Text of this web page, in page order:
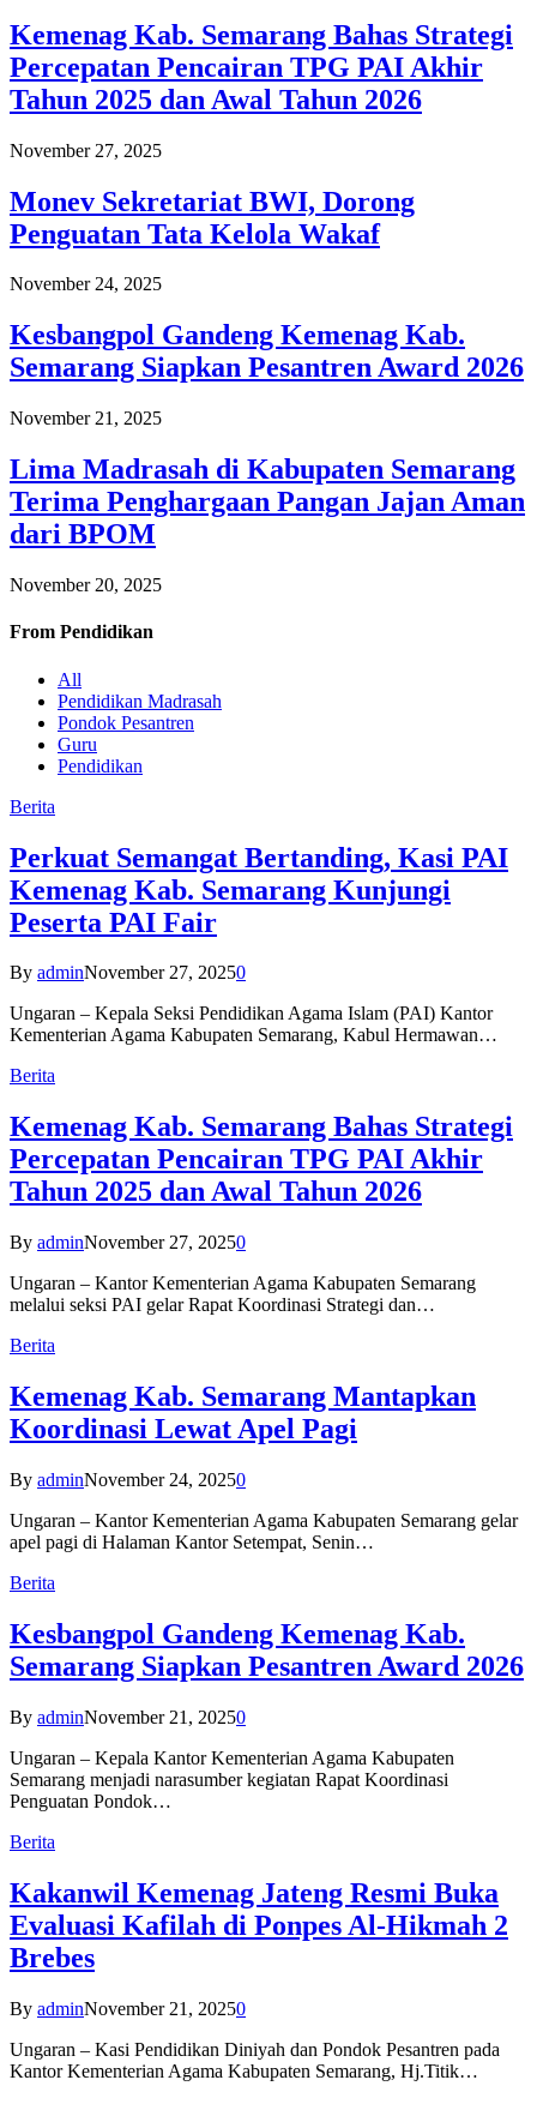
Kemenag Kab. Semarang Bahas Strategi
Percepatan Pencairan TPG PAI Akhir
Tahun 2025 dan Awal Tahun 2026
November 27, 2025
Monev Sekretariat BWI, Dorong
Penguatan Tata Kelola Wakaf
November 24, 2025
Kesbangpol Gandeng Kemenag Kab.
Semarang Siapkan Pesantren Award 2026
November 21, 2025
Lima Madrasah di Kabupaten Semarang
Terima Penghargaan Pangan Jajan Aman
dari BPOM
November 20, 2025
From Pendidikan
All
Pendidikan Madrasah
Pondok Pesantren
Guru
Pendidikan
Berita
Perkuat Semangat Bertanding, Kasi PAI
Kemenag Kab. Semarang Kunjungi
Peserta PAI Fair
By adminNovember 27, 20250
Ungaran – Kepala Seksi Pendidikan Agama Islam (PAI) Kantor
Kementerian Agama Kabupaten Semarang, Kabul Hermawan…
Berita
Kemenag Kab. Semarang Bahas Strategi
Percepatan Pencairan TPG PAI Akhir
Tahun 2025 dan Awal Tahun 2026
By adminNovember 27, 20250
Ungaran – Kantor Kementerian Agama Kabupaten Semarang
melalui seksi PAI gelar Rapat Koordinasi Strategi dan…
Berita
Kemenag Kab. Semarang Mantapkan
Koordinasi Lewat Apel Pagi
By adminNovember 24, 20250
Ungaran – Kantor Kementerian Agama Kabupaten Semarang gelar
apel pagi di Halaman Kantor Setempat, Senin…
Berita
Kesbangpol Gandeng Kemenag Kab.
Semarang Siapkan Pesantren Award 2026
By adminNovember 21, 20250
Ungaran – Kepala Kantor Kementerian Agama Kabupaten
Semarang menjadi narasumber kegiatan Rapat Koordinasi
Penguatan Pondok…
Berita
Kakanwil Kemenag Jateng Resmi Buka
Evaluasi Kafilah di Ponpes Al-Hikmah 2
Brebes
By adminNovember 21, 20250
Ungaran – Kasi Pendidikan Diniyah dan Pondok Pesantren pada
Kantor Kementerian Agama Kabupaten Semarang, Hj.Titik…